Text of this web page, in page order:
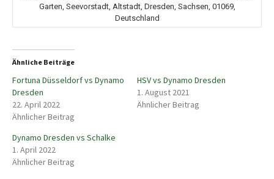
Garten, Seevorstadt, Altstadt, Dresden, Sachsen, 01069,
Deutschland
Ähnliche Beiträge
Fortuna Düsseldorf vs Dynamo
Dresden
22. April 2022
Ähnlicher Beitrag
HSV vs Dynamo Dresden
1. August 2021
Ähnlicher Beitrag
Dynamo Dresden vs Schalke
1. April 2022
Ähnlicher Beitrag